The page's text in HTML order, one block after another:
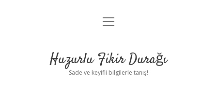
Anasayfa
Yasal Uyarı
menüyü
Huzurlu Fikir Durağı
Sade ve keyifli bilgilerle tanış!